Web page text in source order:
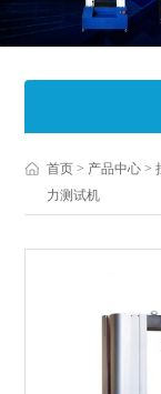
首页 > 产品中心 >
力测试机